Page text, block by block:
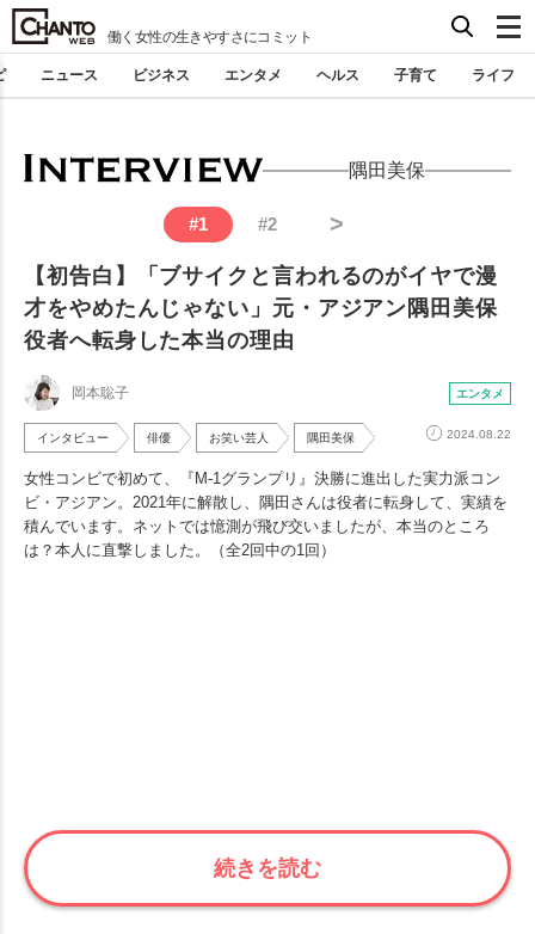
働く女性の生きやすさにコミット
ニュース ビジネス エンタメ ヘルス 子育て ライフ
隅田美保
#1 #2 >
【初告白】「ブサイクと言われるのがイヤで漫
才をやめたんじゃない」元・アジアン隅田美保
役者へ転身した本当の理由
岡本聡子 エンタメ
インタビュー 俳優 お笑い芸人 隅田美保 2024.08.22
女性コンビで初めて、『M-1グランプリ』決勝に進出した実力派コン
ビ・アジアン。2021年に解散し、隅田さんは役者に転身して、実績を
積んでいます。ネットでは憶測が飛び交いましたが、本当のところ
は？本人に直撃しました。（全2回中の1回）
続きを読む